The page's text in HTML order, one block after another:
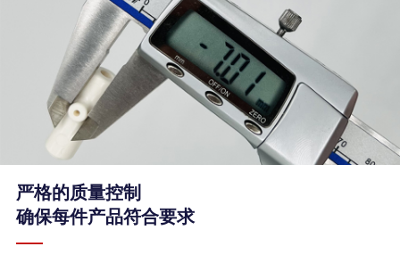
严格的质量控制
确保每件产品符合要求